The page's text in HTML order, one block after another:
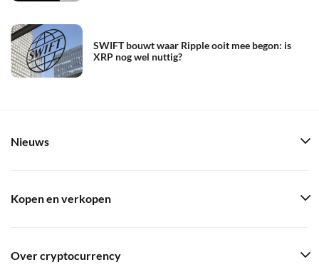
SWIFT bouwt waar Ripple ooit mee begon: is
XRP nog wel nuttig?
Nieuws
Kopen en verkopen
Over cryptocurrency